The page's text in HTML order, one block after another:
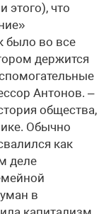
этого), что
было во все
держится
Антонов. –
общества,
Обычно
как
деле
в